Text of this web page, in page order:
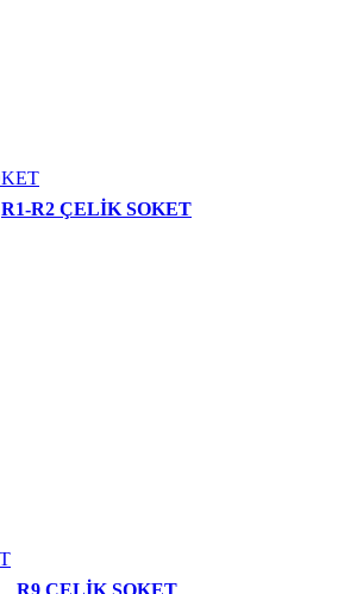
R1-R2 ÇELİK SOKET
R9 ÇELİK SOKET